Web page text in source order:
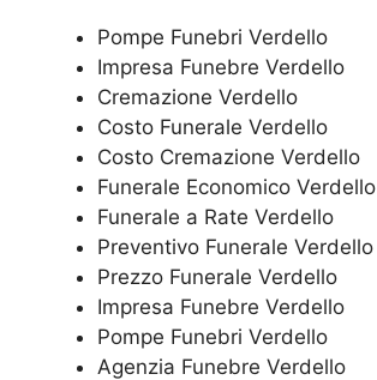
Pompe Funebri Verdello
Impresa Funebre Verdello
Cremazione Verdello
Costo Funerale Verdello
Costo Cremazione Verdello
Funerale Economico Verdello
Funerale a Rate Verdello
Preventivo Funerale Verdello
Prezzo Funerale Verdello
Impresa Funebre Verdello
Pompe Funebri Verdello
Agenzia Funebre Verdello